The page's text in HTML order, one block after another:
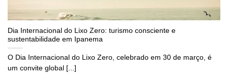
Dia Internacional do Lixo Zero: turismo consciente e
sustentabilidade em Ipanema
O Dia Internacional do Lixo Zero, celebrado em 30 de março, é
um convite global [...]